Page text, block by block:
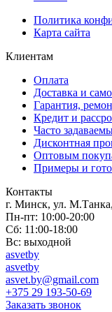
Политика
Карта сайта
Клиентам
Оплата
Доставка и
Гарантия,
Кредит и
Часто
Дисконтная
Оптовым
Примеры и
Контакты
г. Минск, ул.
Пн-пт: 10:00-20:00
Сб: 11:00-18:00
Вс: выходной
asvetby
asvetby
asvet.by@gmail.com
+375 29 193-50-69
Заказать звонок